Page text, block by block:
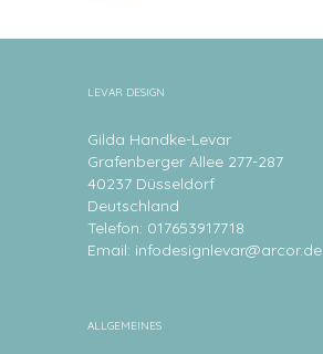
LEVAR DESIGN
Gilda Handke-Levar
Grafenberger Allee 277-287
40237 Düsseldorf
Deutschland
Telefon: 017653917718
Email: infodesignlevar@arcor.de
ALLGEMEINES